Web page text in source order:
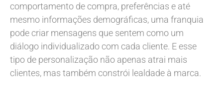
comportamento de compra, preferências e até
mesmo informações demográficas, uma franquia
pode criar mensagens que sentem como um
diálogo individualizado com cada cliente. E esse
tipo de personalização não apenas atrai mais
clientes, mas também constrói lealdade à marca.